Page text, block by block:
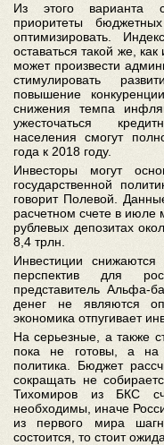
Из этого варианта
приоритеты
оптимизировать.
оставаться такой же,
может произвести
стимулировать
повышение
снижения темпа
ужесточаться
населения смогут
года к 2018 году.
Инвесторы могут
государственной
говорит Полевой.
расчетном счете в июле
рублевых депозитах
8,4 трлн.
Инвестиции
перспектив для
представитель Альфа-
денег не являются
экономика отпугивает
На серьезные, а также
пока не готовы, а на
политика. Бюджет
сокращать не
Тихомиров из БКС
необходимы, иначе
из первого мира
состоится, то стоит